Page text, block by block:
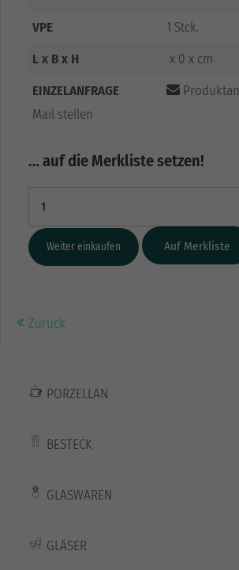
VPE
1 Stck.
L x B x H
x 0 x cm
EINZELANFRAGE
Mail stellen
… auf die Merkliste setzen!
Weiter einkaufen
Zurück
PORZELLAN
BESTECK
GLASWAREN
GLÄSER